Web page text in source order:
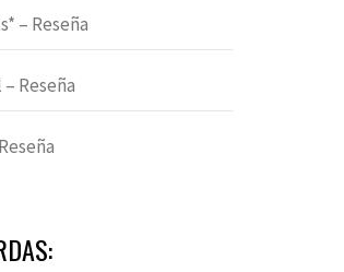
– Reseña
Reseña